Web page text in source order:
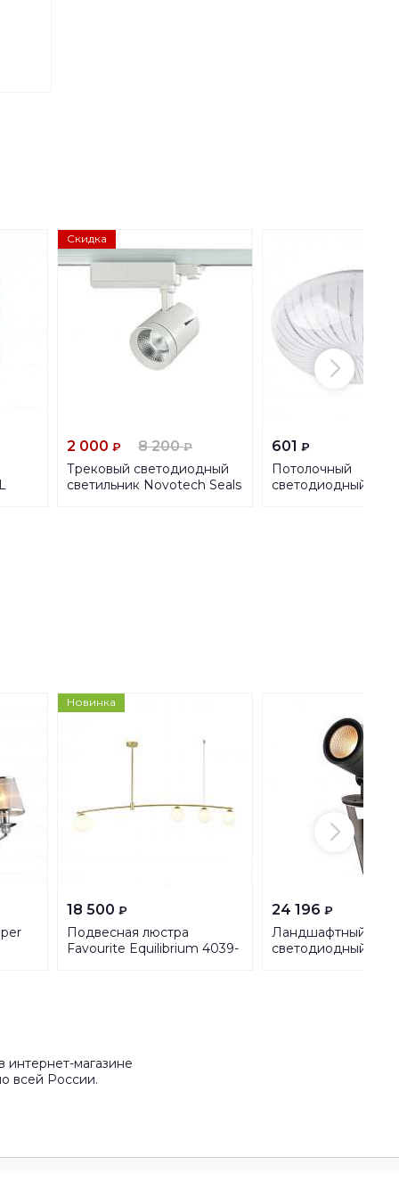
Скидка
2 000 ₽ 8 200₽
Трековый светодиодный
светильник Novotech Seals
601 ₽
Потолочный
светодиодный
Новинка
18 500 ₽
Подвесная люстра
Favourite Equilibrium 4039-
24 196 ₽
Ландшафтный
светодиодный
интернет-магазине
всей России.